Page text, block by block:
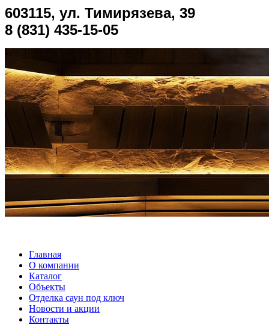
603115, ул. Тимирязева, 39
8 (831) 435-15-05
Главная
О компании
Каталог
Объекты
Отделка саун под ключ
Новости и акции
Контакты